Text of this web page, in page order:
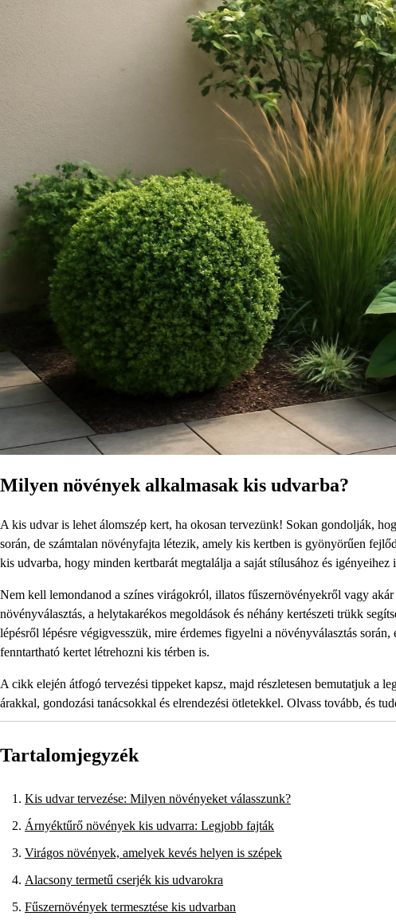
Milyen növények alkalmasak kis udvarba?
A kis udvar is lehet álomszép kert, ha okosan tervezünk! Sokan gondolják,
során, de számtalan növényfajta létezik, amely kis kertben is gyönyörűen
kis udvarba, hogy minden kertbarát megtalálja a saját stílusához és
Nem kell lemondanod a színes virágokról, illatos fűszernövényekről vagy
növényválasztás, a helytakarékos megoldások és néhány kertészeti trükk
lépésről lépésre végigvesszük, mire érdemes figyelni a növényválasztás
fenntartható kertet létrehozni kis térben is.
A cikk elején átfogó tervezési tippeket kapsz, majd részletesen bemutatjuk a
árakkal, gondozási tanácsokkal és elrendezési ötletekkel. Olvass tovább, és
Tartalomjegyzék
Kis udvar tervezése: Milyen növényeket válasszunk?
Árnyéktűrő növények kis udvarra: Legjobb fajták
Virágos növények, amelyek kevés helyen is szépek
Alacsony termetű cserjék kis udvarokra
Fűszernövények termesztése kis udvarban